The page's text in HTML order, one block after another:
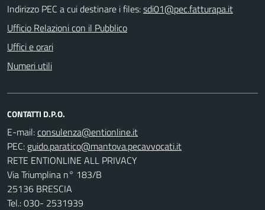
Indirizzo PEC a cui destinare i files:sdi01@pec.fatturapa.it
Ufficio Relazioni con il Pubblico
Uffici e orari
Numeri utili
CONTATTI D.P.O.
E-mail:
PEC:
RETE ENTIONLINE ALL PRIVACY
Via Triumplina n° 183/B
25136 BRESCIA
Tel.: 030- 2531939